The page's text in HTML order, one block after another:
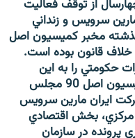
از توقف فعاليت
سرويس و زنداني
مخبر كميسيون اصل
خلاف قانون بوده است.
حكومتي را به اين
پرونده غيرقانوني دانست و گفت كميسيون اصل 90 مجلس
ايران مارين سرويس
مركزي، بخش اقتصادي
پرونده در سازمان